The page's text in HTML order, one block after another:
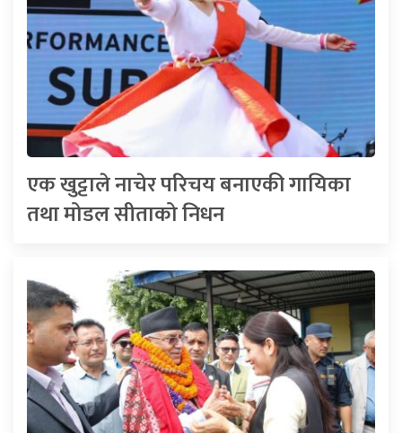
एक खुट्टाले नाचेर परिचय बनाएकी गायिका
तथा मोडल सीताको निधन